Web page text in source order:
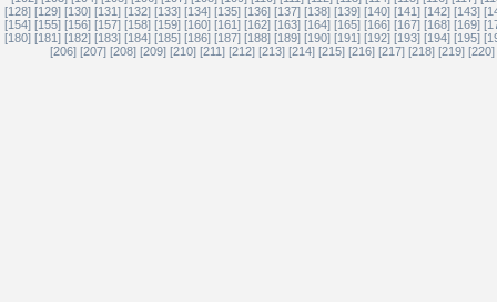
[128] [129] [130] [131] [132] [133] [134] [135] [136] [137] [138] [139] [140] [141] [142] [143]
[154] [155] [156] [157] [158] [159] [160] [161] [162] [163] [164] [165] [166] [167] [168] [169]
[180] [181] [182] [183] [184] [185] [186] [187] [188] [189] [190] [191] [192] [193] [194] [195]
[206] [207] [208] [209] [210] [211] [212] [213] [214] [215] [216] [217] [218] [219] [220]